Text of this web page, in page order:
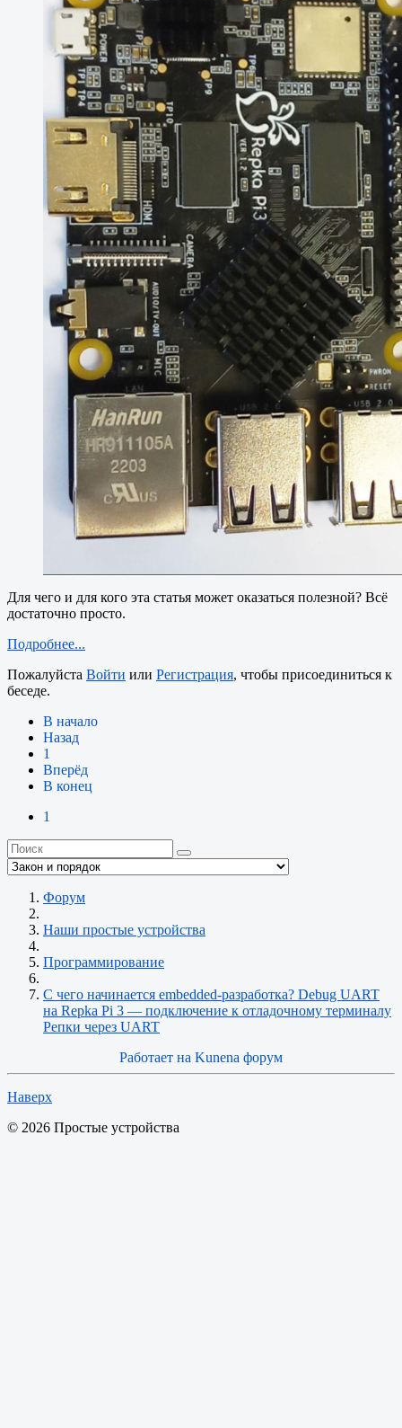
Для чего и для кого эта статья может оказаться полезной? Всё
достаточно просто.
Подробнее...
Пожалуйста Войти или Регистрация, чтобы присоединиться к
беседе.
В начало
Назад
1
Вперёд
В конец
1
Форум
Наши простые устройства
Программирование
С чего начинается embedded-разработка? Debug UART
на Repka Pi 3 — подключение к отладочному терминалу
Репки через UART
Работает на Kunena форум
Наверх
© 2026 Простые устройства